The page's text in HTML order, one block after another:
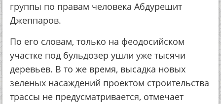
группы по правам человека Абдурешит
Джеппаров.
По его словам, только на феодосийском
участке под бульдозер ушли уже тысячи
деревьев. В то же время, высадка новых
зеленых насаждений проектом строительства
трассы не предусматривается, отмечает